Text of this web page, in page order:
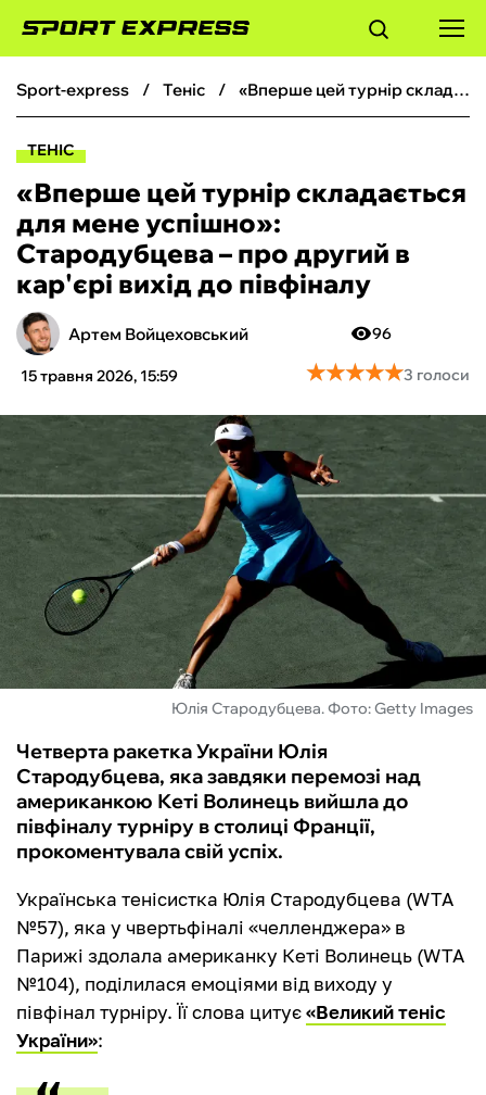
ФУТБОЛ
БОКС
ХОКЕЙ
ТЕНІС
КІБЕРСПОРТ
ЧС-2026
ФУТЗАЛ
ІНШІ
БУКМЕКЕРИ
sport-express теніс «Вперше цей турнір складається для мене успішно»: Стародубцева – про другий в кар'єрі вихід до півфіналу
ТЕНІС
«Вперше цей турнір складається
для мене успішно»:
Стародубцева – про другий в
кар'єрі вихід до півфіналу
Артем Войцеховський
15 травня 2026, 15:59
96
★★★★★
★★★★★3 голоси
Юлія Стародубцева. Фото: Getty Images
Четверта ракетка України Юлія
Стародубцева, яка завдяки перемозі над
американкою Кеті Волинець вийшла до
півфіналу турніру в столиці Франції,
прокоментувала свій успіх.
Українська тенісистка Юлія Стародубцева (WTA
№57), яка у чвертьфіналі «челленджера» в
Парижі здолала американку Кеті Волинець (WTA
№104), поділилася емоціями від виходу у
півфінал турніру. Її слова цитує«Великий теніс
України»: